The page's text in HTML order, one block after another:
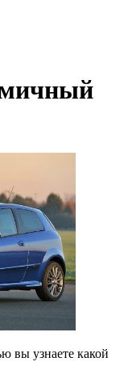
вы узнаете какой